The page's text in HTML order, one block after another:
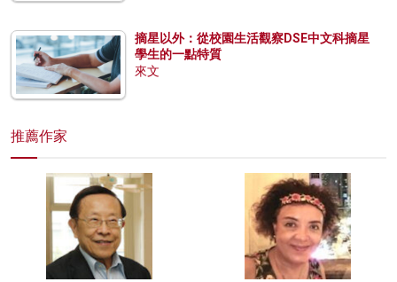
摘星以外：從校園生活觀察DSE中文科摘星
學生的一點特質
來文
推薦作家